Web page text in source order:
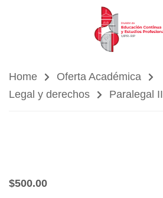
Home
Oferta Académica
Legal y derechos
Paralegal II
$500.00